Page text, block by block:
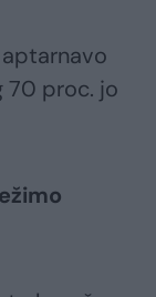
70 proc. jo